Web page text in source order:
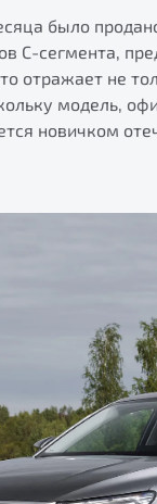
было
С-сегмента,
отражает не
модель,
новичком